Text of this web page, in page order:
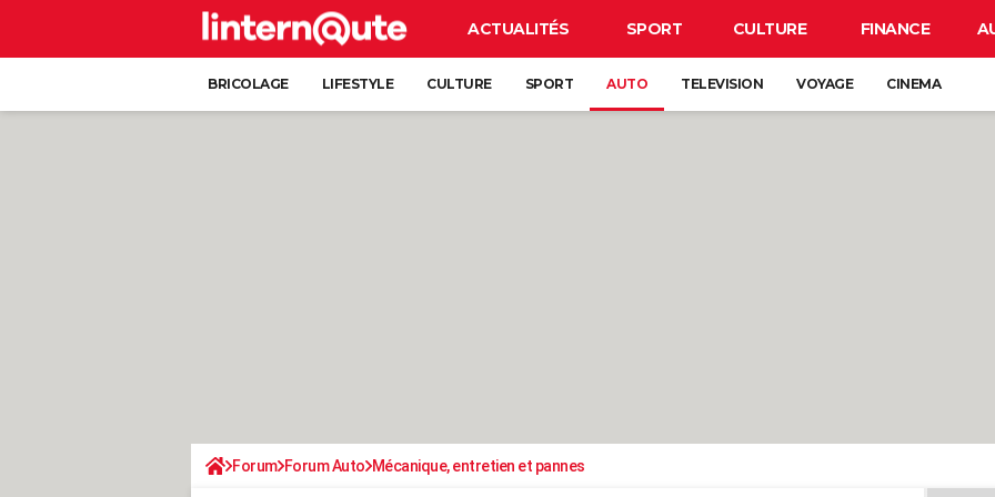
ACTUALITÉS SPORT CULTURE FINANCE
BRICOLAGE LIFESTYLE CULTURE SPORT AUTO TELEVISION VOYAGE CINEMA
Forum Forum Auto Mécanique, entretien et pannes